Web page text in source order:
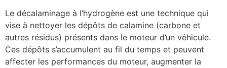
Le décalaminage à l’hydrogène est une technique qui
vise à nettoyer les dépôts de calamine (carbone et
autres résidus) présents dans le moteur d’un véhicule.
Ces dépôts s’accumulent au fil du temps et peuvent
affecter les performances du moteur, augmenter la